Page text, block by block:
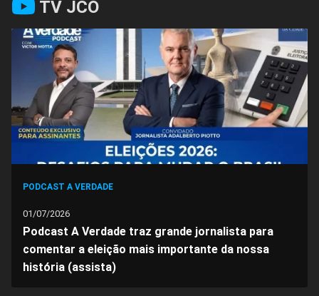
no
Facebook
no
Whatsapp
no
Twitter
no
Messenger
no
Telegram
no
Gettr
TV JCO
PODCAST A VERDADE
01/07/2026
Podcast A Verdade traz grande jornalista para
comentar a eleição mais importante da nossa
história (assista)